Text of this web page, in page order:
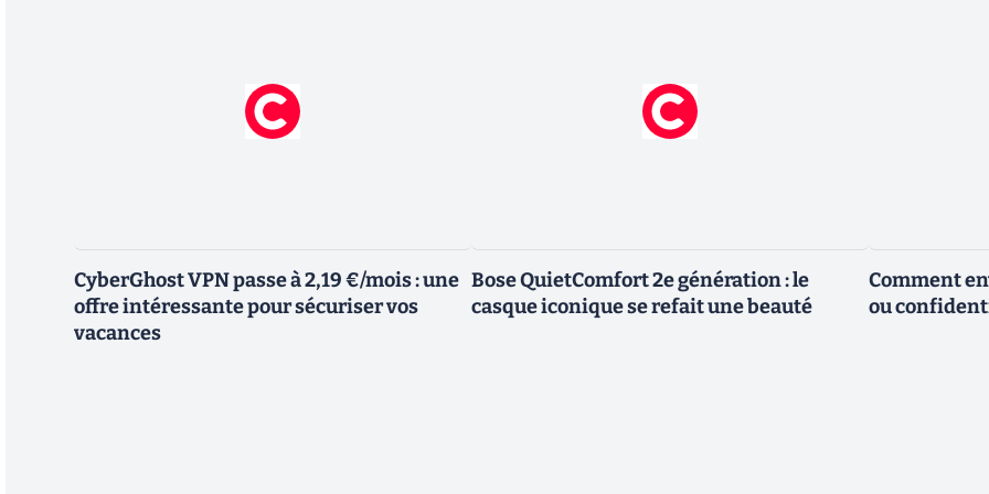
CyberGhost VPN passe à 2,19 €/mois : une
offre intéressante pour sécuriser vos
vacances
Bose QuietComfort 2e génération : le
casque iconique se refait une beauté
Comment
ou